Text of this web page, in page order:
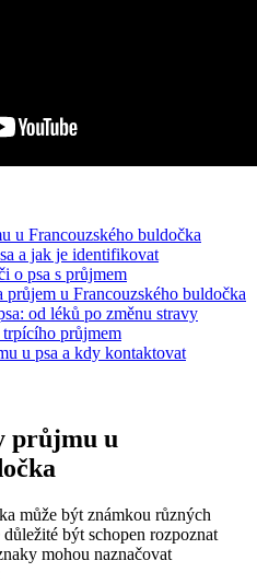
u ​Francouzského⁤ buldočka
a jak je identifikovat
o psa s ⁣průjmem
průjem u⁢ Francouzského buldočka
od léků po změnu stravy
trpícího průjmem
u ‌psa a kdy kontaktovat
průjmu u
může‌ být známkou různých
být schopen⁤ rozpoznat
mohou naznačovat